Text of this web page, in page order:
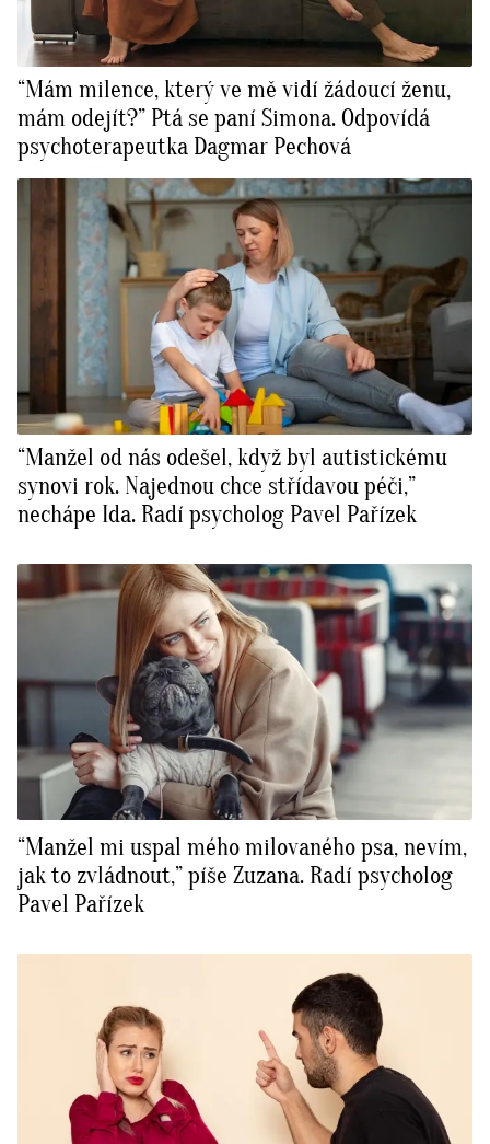
“Mám milence, který ve mě vidí žádoucí ženu,
mám odejít?” Ptá se paní Simona. Odpovídá
psychoterapeutka Dagmar Pechová
“Manžel od nás odešel, když byl autistickému
synovi rok. Najednou chce střídavou péči,”
nechápe Ida. Radí psycholog Pavel Pařízek
“Manžel mi uspal mého milovaného psa, nevím,
jak to zvládnout,” píše Zuzana. Radí psycholog
Pavel Pařízek